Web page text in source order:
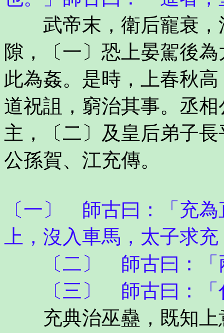
武帝末，衛后寵衰，
隙，〔一〕恐上晏駕後
此為姦。是時，上春秋
道祝詛，窮治其事。丞
主，〔二〕及皇后弟子
公孫賀、江充傳。
〔一〕 師古曰：「充
上，沒入車馬，太子求
〔二〕 師古曰：「
〔三〕 師古曰：「
充典治巫蠱，既知上